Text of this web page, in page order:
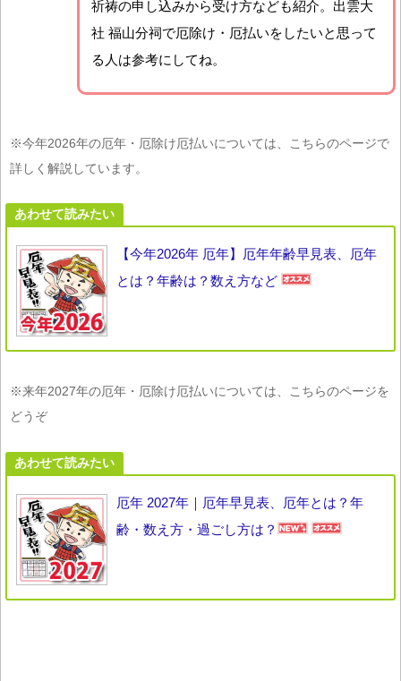
祈祷の申し込みから受け方なども紹介。出雲大
社 福山分祠で厄除け・厄払いをしたいと思って
る人は参考にしてね。
※今年2026年の厄年・厄除け厄払いについては、こちらのページで
詳しく解説しています。
あわせて読みたい
【今年2026年 厄年】厄年年齢早見表、厄年
とは？年齢は？数え方など
※来年2027年の厄年・厄除け厄払いについては、こちらのページを
どうぞ
あわせて読みたい
厄年 2027年｜厄年早見表、厄年とは？年
齢・数え方・過ごし方は？